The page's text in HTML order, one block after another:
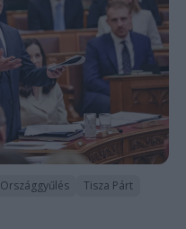
Országgyűlés
Tisza Párt